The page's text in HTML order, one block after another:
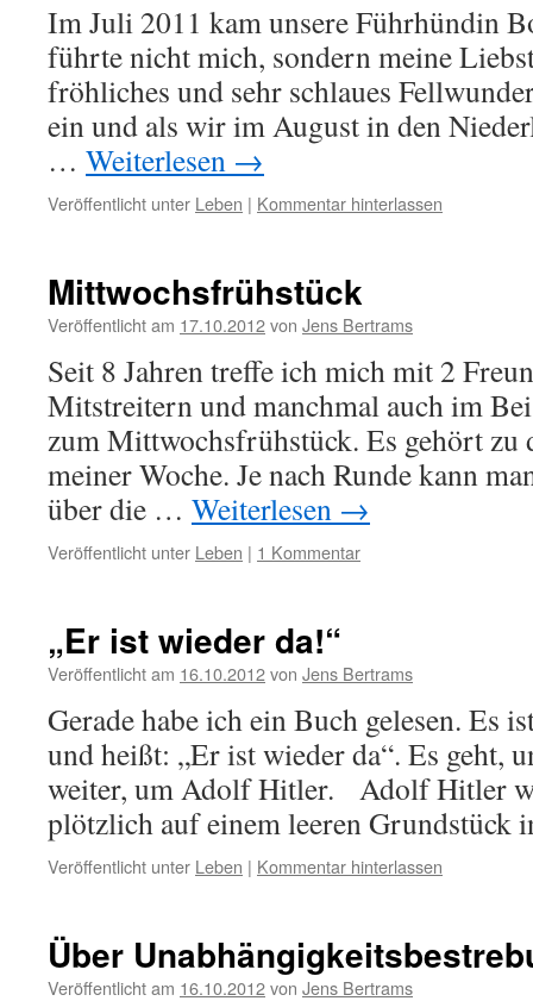
Im Juli 2011 kam unsere Führhündin
führte nicht mich, sondern meine
fröhliches und sehr schlaues
ein und als wir im August in den
… Weiterlesen →
Veröffentlicht unter Leben | Kommentar hinterlassen
Mittwochsfrühstück
Veröffentlicht am 17.10.2012von Jens Bertrams
Seit 8 Jahren treffe ich mich mit 2
Mitstreitern und manchmal auch im
zum Mittwochsfrühstück. Es gehört zu
meiner Woche. Je nach Runde kann
über die … Weiterlesen →
Veröffentlicht unter Leben | 1 Kommentar
„Er ist wieder da!“
Veröffentlicht am 16.10.2012von Jens Bertrams
Gerade habe ich ein Buch gelesen. Es
und heißt: „Er ist wieder da“. Es geht,
weiter, um Adolf Hitler. Adolf Hitler
plötzlich auf einem leeren
Veröffentlicht unter Leben | Kommentar hinterlassen
Über
Veröffentlicht am 16.10.2012von Jens Bertrams